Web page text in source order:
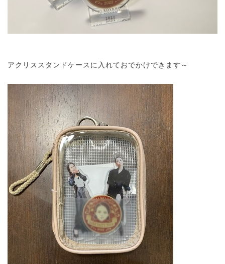
アクリススタンドケースに入れておでかけできます～